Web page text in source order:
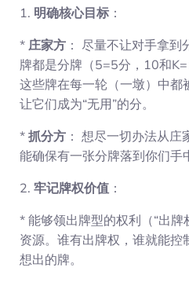
1. 明确核心目标 ：
* 庄家方 ： 尽量不让对手拿
牌都是分牌（5=5分，10和
这些牌在每一轮（一墩）中都
让它们成为“无用”的分。
* 抓分方 ： 想尽一切办法从
能确保有一张分牌落到你们手
2. 牢记牌权价值 ：
* 能够领出牌型的权利（“出牌
资源。谁有出牌权，谁就能控
想出的牌。